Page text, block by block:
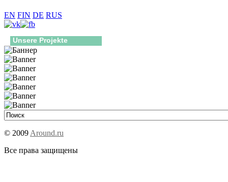
EN FIN DE RUS
Unsere Projekte
© 2009 Around.ru
Все права защищены